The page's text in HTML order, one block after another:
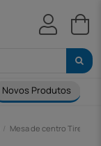
Novos Produtos
Mesa de centro Tireno -